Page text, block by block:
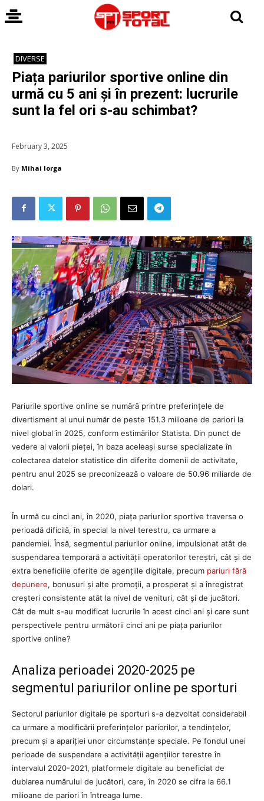
DIVERSE
Piața pariurilor sportive online din
urmă cu 5 ani și în prezent: lucrurile
sunt la fel ori s-au schimbat?
February 3, 2025
By Mihai Iorga
Pariurile sportive online se numără printre preferințele de
divertisment al unui număr de peste 151.3 milioane de pariori la
nivel global în 2025, conform estimărilor Statista. Din punct de
vedere al valorii pieței, în baza aceleași surse specializate în
colectarea datelor statistice din diferite domenii de activitate,
pentru anul 2025 se preconizează o valoare de 50.96 miliarde de
dolari.
În urmă cu cinci ani, în 2020, piața pariurilor sportive traversa o
perioadă dificilă, în special la nivel terestru, ca urmare a
pandemiei. Însă, segmentul pariurilor online, impulsionat atât de
suspendarea temporară a activității operatorilor tereștri, cât și de
extra beneficiile oferite de agențiile digitale, precum pariuri fără
depunere, bonusuri și alte promoții, a prosperat și a înregistrat
creșteri consistente atât la nivel de venituri, cât și de jucători.
Cât de mult s-au modificat lucrurile în acest cinci ani și care sunt
perspectivele pentru următorii cinci ani pe piața pariurilor
sportive online?
Analiza perioadei 2020-2025 pe
segmentul pariurilor online pe sporturi
Sectorul pariurilor digitale pe sporturi s-a dezvoltat considerabil
ca urmare a modificării preferințelor pariorilor, a tendințelor,
precum și a apariției unor circumstanțe speciale. Pe fondul unei
perioade de suspendare a activității agențiilor terestre în
intervalul 2020-2021, platformele digitale au beneficiat de
dublarea numărului de jucători, care, în 2020 se cifra la 66.1
milioane de pariori în întreaga lume.